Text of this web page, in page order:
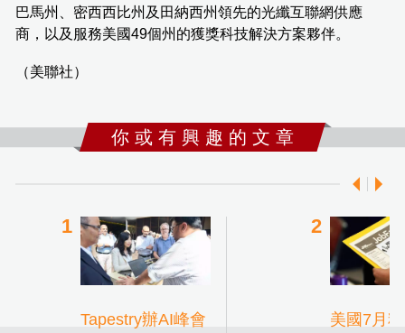
巴馬州、密西西比州及田納西州領先的光纖互聯網供應
商，以及服務美國49個州的獲獎科技解決方案夥伴。
（美聯社）
你 或 有 興 趣 的 文 章
Tapestry辦AI峰會 美國7月